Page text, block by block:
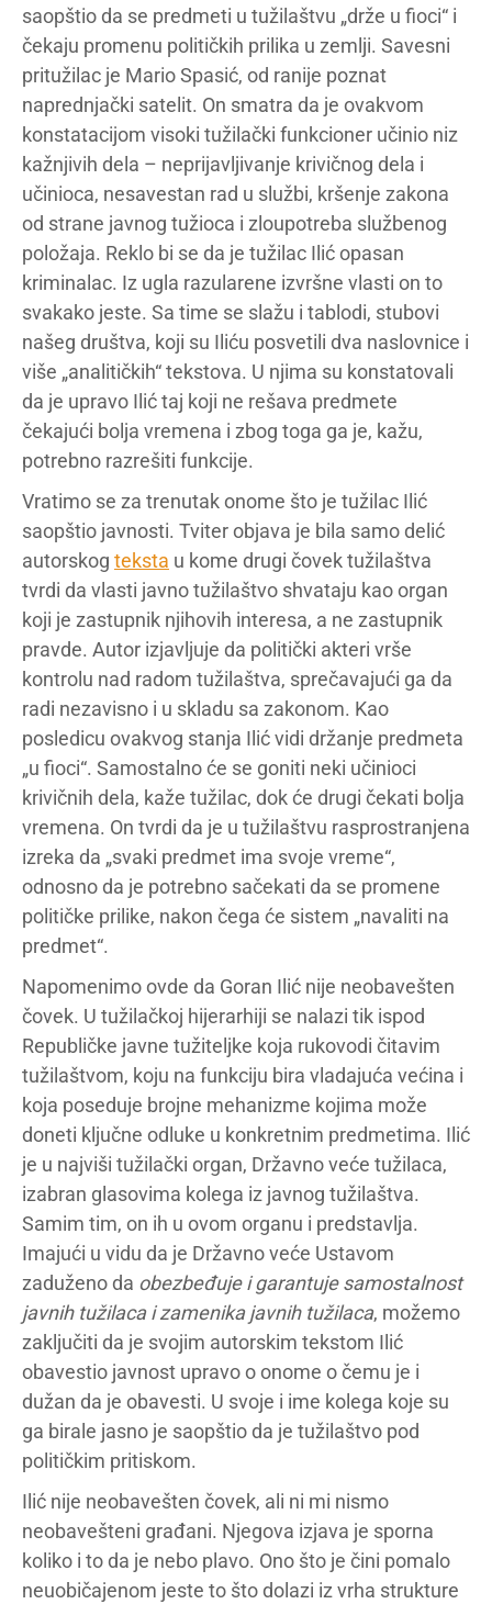
saopštio da se predmeti u tužilaštvu „drže u fioci“ i
čekaju promenu političkih prilika u zemlji. Savesni
pritužilac je Mario Spasić, od ranije poznat
naprednjački satelit. On smatra da je ovakvom
konstatacijom visoki tužilački funkcioner učinio niz
kažnjivih dela – neprijavljivanje krivičnog dela i
učinioca, nesavestan rad u službi, kršenje zakona
od strane javnog tužioca i zloupotreba službenog
položaja. Reklo bi se da je tužilac Ilić opasan
kriminalac. Iz ugla razularene izvršne vlasti on to
svakako jeste. Sa time se slažu i tablodi, stubovi
našeg društva, koji su Iliću posvetili dva naslovnice i
više „analitičkih“ tekstova. U njima su konstatovali
da je upravo Ilić taj koji ne rešava predmete
čekajući bolja vremena i zbog toga ga je, kažu,
potrebno razrešiti funkcije.
Vratimo se za trenutak onome što je tužilac Ilić
saopštio javnosti. Tviter objava je bila samo delić
autorskog teksta u kome drugi čovek tužilaštva
tvrdi da vlasti javno tužilaštvo shvataju kao organ
koji je zastupnik njihovih interesa, a ne zastupnik
pravde. Autor izjavljuje da politički akteri vrše
kontrolu nad radom tužilaštva, sprečavajući ga da
radi nezavisno i u skladu sa zakonom. Kao
posledicu ovakvog stanja Ilić vidi držanje predmeta
„u fioci“. Samostalno će se goniti neki učinioci
krivičnih dela, kaže tužilac, dok će drugi čekati bolja
vremena. On tvrdi da je u tužilaštvu rasprostranjena
izreka da „svaki predmet ima svoje vreme“,
odnosno da je potrebno sačekati da se promene
političke prilike, nakon čega će sistem „navaliti na
predmet“.
Napomenimo ovde da Goran Ilić nije neobavešten
čovek. U tužilačkoj hijerarhiji se nalazi tik ispod
Republičke javne tužiteljke koja rukovodi čitavim
tužilaštvom, koju na funkciju bira vladajuća većina i
koja poseduje brojne mehanizme kojima može
doneti ključne odluke u konkretnim predmetima. Ilić
je u najviši tužilački organ, Državno veće tužilaca,
izabran glasovima kolega iz javnog tužilaštva.
Samim tim, on ih u ovom organu i predstavlja.
Imajući u vidu da je Državno veće Ustavom
zaduženo da obezbeđuje i garantuje samostalnost
javnih tužilaca i zamenika javnih tužilaca, možemo
zaključiti da je svojim autorskim tekstom Ilić
obavestio javnost upravo o onome o čemu je i
dužan da je obavesti. U svoje i ime kolega koje su
ga birale jasno je saopštio da je tužilaštvo pod
političkim pritiskom.
Ilić nije neobavešten čovek, ali ni mi nismo
neobavešteni građani. Njegova izjava je sporna
koliko i to da je nebo plavo. Ono što je čini pomalo
neuobičajenom jeste to što dolazi iz vrha strukture